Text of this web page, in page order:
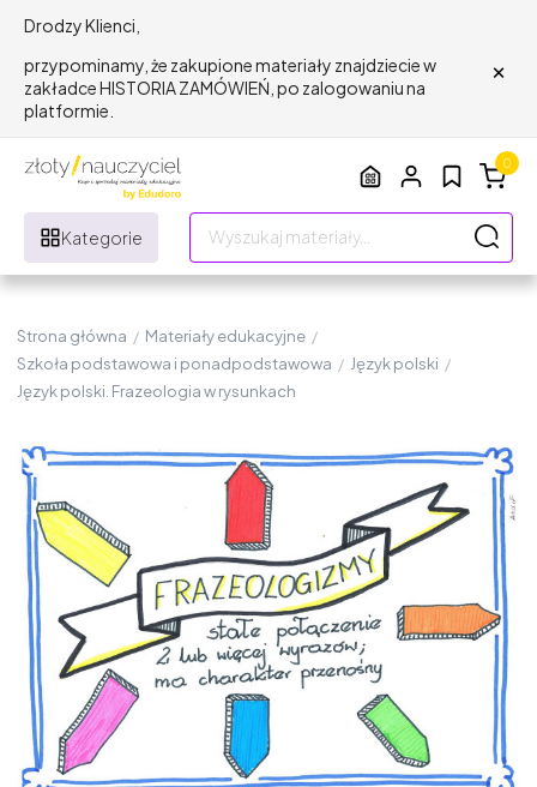
Drodzy Klienci,
przypominamy, że zakupione materiały znajdziecie w
zakładce HISTORIA ZAMÓWIEŃ, po zalogowaniu na
platformie.
×
Kategorie
0
Strona główna / Materiały edukacyjne /
Szkoła podstawowa i ponadpodstawowa / Język polski /
Język polski. Frazeologia w rysunkach